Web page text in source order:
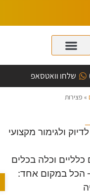
שלחו וואטסאפ
פצירות
ולגימור מקצועי
וכלה בכלים
הכל במקום אחד: